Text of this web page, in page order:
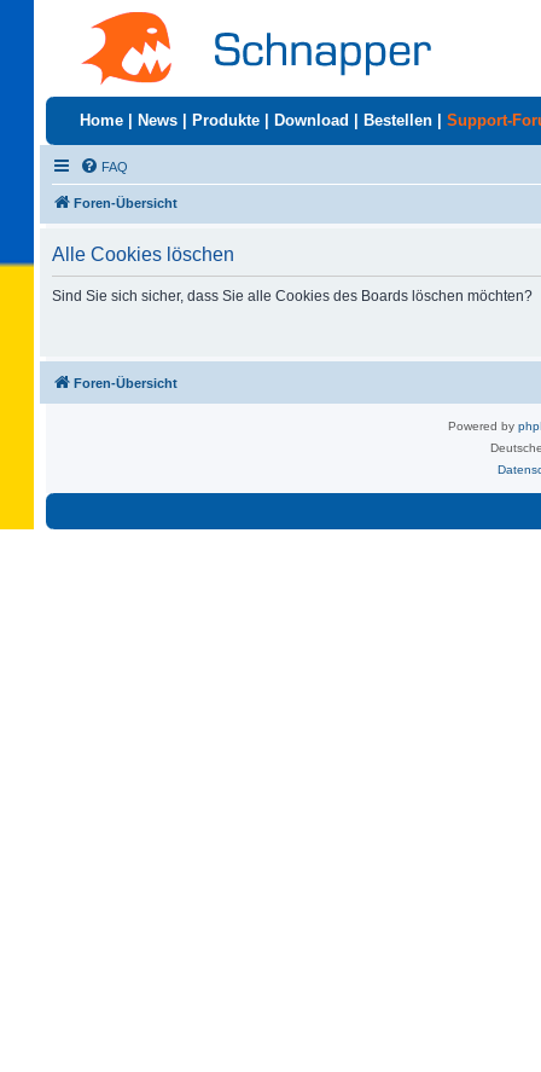
Home News Produkte Download Bestellen Support-
FAQ
Foren-Übersicht
Alle Cookies löschen
Sind Sie sich sicher, dass Sie alle Cookies des Boards löschen möchten?
Foren-Übersicht
Powered by